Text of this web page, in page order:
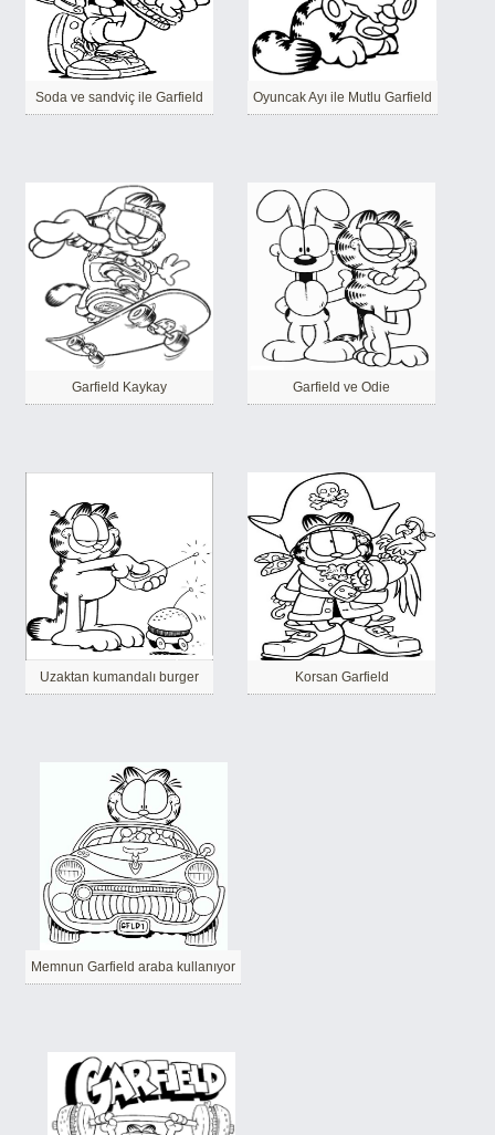
Soda ve sandviç ile Garfield Oyuncak Ayı ile Mutlu Garfield
Garfield Kaykay Garfield ve Odie
Uzaktan kumandalı burger Korsan Garfield
Memnun Garfield araba kullanıyor